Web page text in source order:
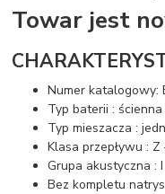
Towar jest
Numer katalogowy:
Typ baterii : ścienna
Typ mieszacza :
Klasa przepływu : Z
Grupa akustyczna : I
Bez kompletu